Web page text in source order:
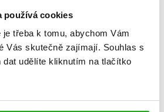
používá cookies
je třeba k tomu, abychom Vám
Vás skutečně zajímají. Souhlas s
udělíte kliknutím na tlačítko